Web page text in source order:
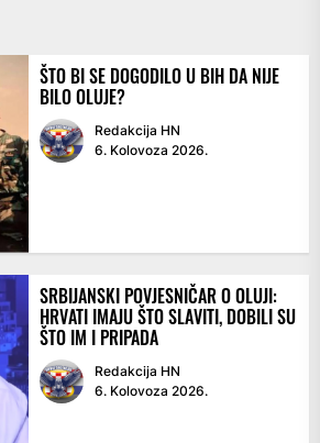
ŠTO BI SE DOGODILO U BIH DA NIJE
BILO OLUJE?
Redakcija HN
6. Kolovoza 2026.
SRBIJANSKI POVJESNIČAR O OLUJI:
HRVATI IMAJU ŠTO SLAVITI, DOBILI SU
ŠTO IM I PRIPADA
Redakcija HN
6. Kolovoza 2026.